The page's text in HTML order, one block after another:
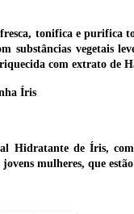
tonifica e purifica
substâncias vegetais
com extrato de
Íris
Hidratante de Íris,
jovens mulheres, que